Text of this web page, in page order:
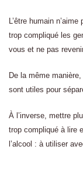
L’être humain
trop compliqué les
vous et ne pas
De la même
sont utiles pour
À l’inverse, mettre
trop compliqué à lire
l’alcool : à utiliser